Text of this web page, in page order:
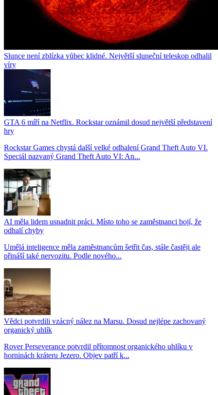
Slunce není zblízka vůbec klidné. Největší sluneční teleskop odhalil
víry
GTA 6 míří na Netflix. Rockstar oznámil dosud největší představení
hry
Rockstar Games chystá další velké odhalení Grand Theft Auto VI.
Speciál nazvaný Grand Theft Auto VI: An...
AI měla lidem usnadnit práci. Místo toho se zaměstnanci bojí, že
odhalí chyby
Umělá inteligence měla zaměstnancům šetřit čas, stále častěji ale
přináší také nervozitu. Podle nového...
Vědci potvrdili vzácný nález na Marsu. Dosud nejlépe zachovaný
organický uhlík
Rover Perseverance potvrdil přítomnost organického uhlíku v
horninách kráteru Jezero. Objev patří k...